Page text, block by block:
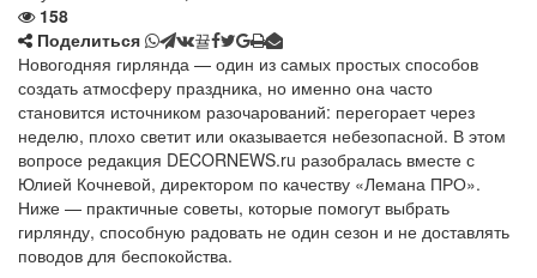
158
Поделиться
Новогодняя гирлянда — один из самых простых способов
создать атмосферу праздника, но именно она часто
становится источником разочарований: перегорает через
неделю, плохо светит или оказывается небезопасной. В этом
вопросе редакция DECORNEWS.ru разобралась вместе с
Юлией Кочневой, директором по качеству «Лемана ПРО».
Ниже — практичные советы, которые помогут выбрать
гирлянду, способную радовать не один сезон и не доставлять
поводов для беспокойства.